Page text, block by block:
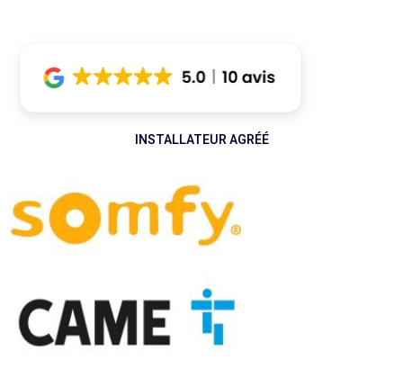
INSTALLATEUR AGRÉÉ